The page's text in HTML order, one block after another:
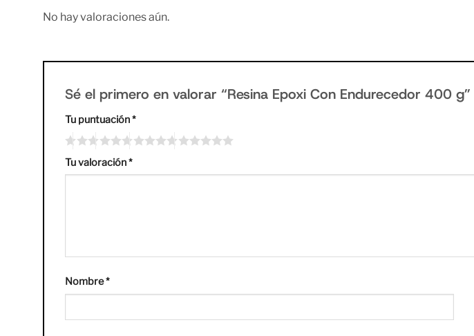
No hay valoraciones aún.
Sé el primero en valorar “Resina Epoxi Con Endurecedor 400 g”
Tu puntuación*
Tu valoración*
Nombre*